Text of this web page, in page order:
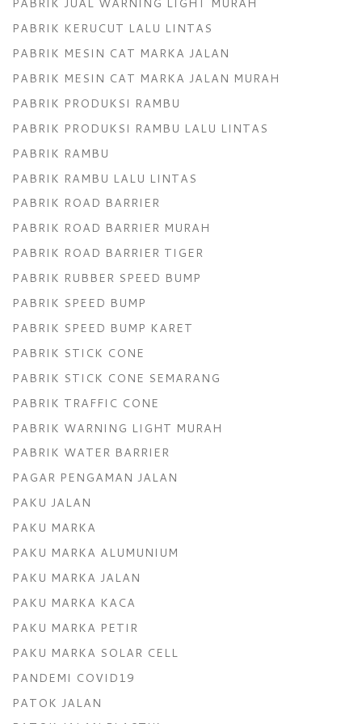
PABRIK KERUCUT LALU LINTAS
PABRIK MESIN CAT MARKA JALAN
PABRIK MESIN CAT MARKA JALAN MURAH
PABRIK PRODUKSI RAMBU
PABRIK PRODUKSI RAMBU LALU LINTAS
PABRIK RAMBU
PABRIK RAMBU LALU LINTAS
PABRIK ROAD BARRIER
PABRIK ROAD BARRIER MURAH
PABRIK ROAD BARRIER TIGER
PABRIK RUBBER SPEED BUMP
PABRIK SPEED BUMP
PABRIK SPEED BUMP KARET
PABRIK STICK CONE
PABRIK STICK CONE SEMARANG
PABRIK TRAFFIC CONE
PABRIK WARNING LIGHT MURAH
PABRIK WATER BARRIER
PAGAR PENGAMAN JALAN
PAKU JALAN
PAKU MARKA
PAKU MARKA ALUMUNIUM
PAKU MARKA JALAN
PAKU MARKA KACA
PAKU MARKA PETIR
PAKU MARKA SOLAR CELL
PANDEMI COVID19
PATOK JALAN